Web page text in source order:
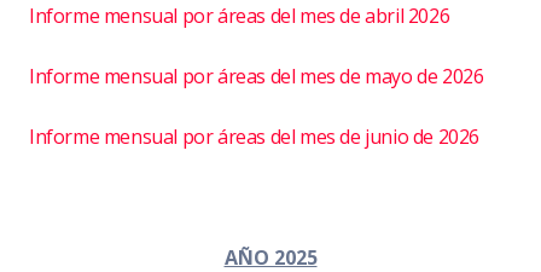
Informe mensual por áreas del mes de abril 2026
Informe mensual por áreas del mes de mayo de 2026
Informe mensual por áreas del mes de junio de 2026
AÑO 2025